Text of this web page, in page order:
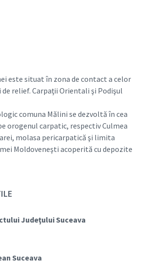
este situat în zona de contact a celor
relief. Carpaţii Orientali şi Podişul
comuna Mălini se dezvoltă în cea
orogenul carpatic, respectiv Culmea
molasa pericarpatică şi limita
Moldoveneşti acoperită cu depozite
Judeţului Suceava
Suceava